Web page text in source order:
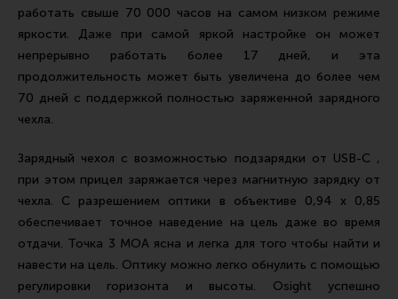
работать свыше 70 000 часов на самом низком режиме
яркости. Даже при самой яркой настройке он может
непрерывно работать более 17 дней, и эта
продолжительность может быть увеличена до более чем
70 дней с поддержкой полностью заряженной зарядного
чехла.
Зарядный чехол с возможностью подзарядки от USB-C ,
при этом прицел заряжается через магнитную зарядку от
чехла. С разрешением оптики в объективе 0,94 x 0,85
обеспечивает точное наведение на цель даже во время
отдачи. Точка 3 МОА ясна и легка для того чтобы найти и
навести на цель. Оптику можно легко обнулить с помощью
регулировки горизонта и высоты. Osight успешно